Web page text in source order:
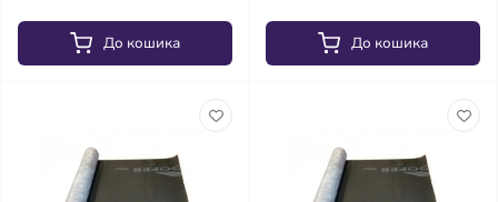
До кошика До кошика